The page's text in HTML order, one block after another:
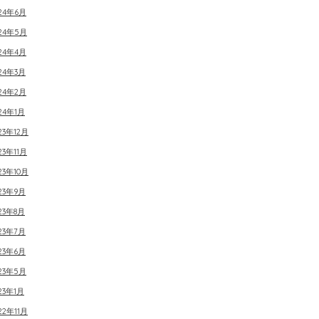
年6月
年5月
年4月
年3月
年2月
年1月
年12月
年11月
年10月
年9月
年8月
年7月
年6月
年5月
年1月
年11月